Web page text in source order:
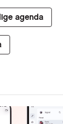
agenda